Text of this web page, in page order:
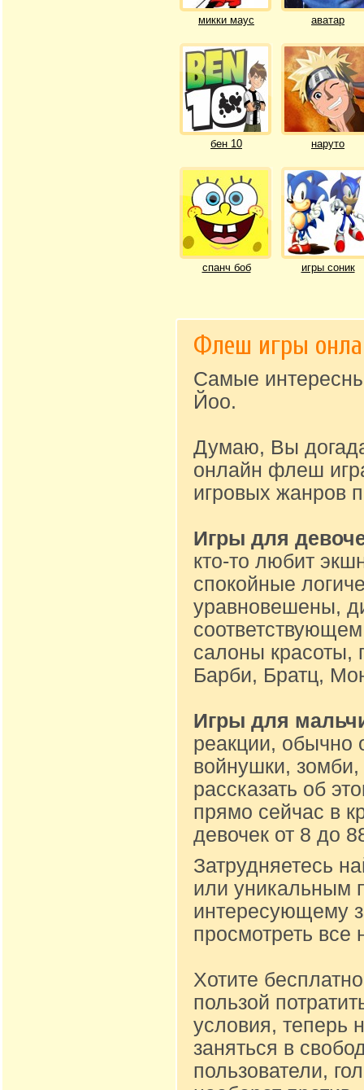
микки маус аватар
бен 10 наруто
спанч боб игры соник
Флеш игры
Самые
Йоо.
Думаю, Вы
онлайн флеш
игровых жанров
Игры для
кто-то любит
спокойные
уравновешены,
салоны красоты,
Барби, Братц,
Игры для
реакции, обычно
войнушки, зомби,
рассказать об
прямо сейчас в
девочек от 8 до
Затрудняетесь
или уникальным
интересующему
просмотреть все
Хотите
пользой
условия, теперь
заняться в
пользователи,